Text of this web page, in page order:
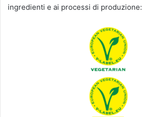
ingredienti e ai processi di produzione: